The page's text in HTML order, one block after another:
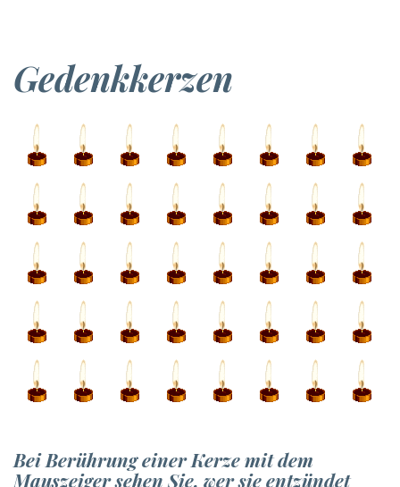
Gedenkkerzen
Bei Berührung einer Kerze mit dem
Mauszeiger sehen Sie, wer sie entzündet